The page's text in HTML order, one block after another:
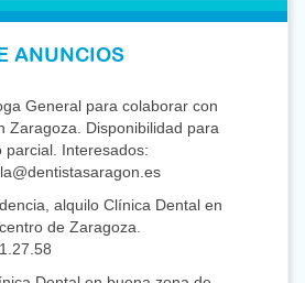
ANUNCIOS
General para colaborar con
Zaragoza. Disponibilidad para
parcial. Interesados:
alquilo Clínica Dental en
de Zaragoza.